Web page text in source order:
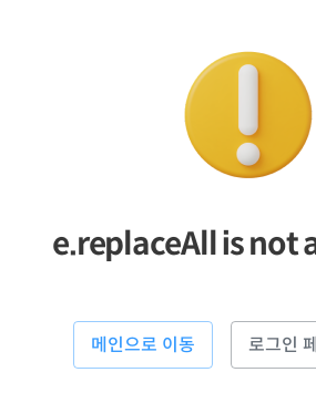
e.replaceAll is not
메인으로 이동 로그인